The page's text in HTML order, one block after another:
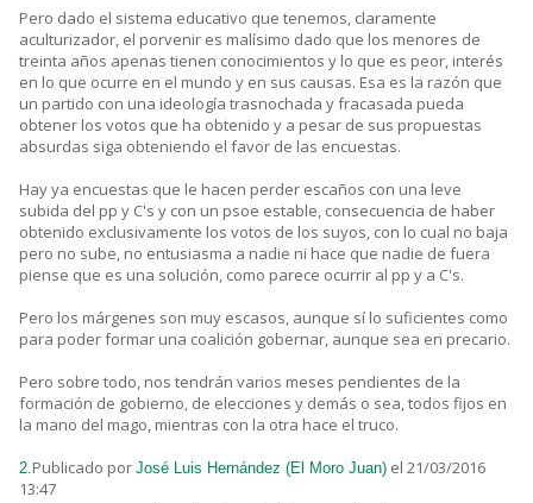
Pero dado el sistema educativo que tenemos, claramente
aculturizador, el porvenir es malísimo dado que los menores de
treinta años apenas tienen conocimientos y lo que es peor, interés
en lo que ocurre en el mundo y en sus causas. Esa es la razón que
un partido con una ideología trasnochada y fracasada pueda
obtener los votos que ha obtenido y a pesar de sus propuestas
absurdas siga obteniendo el favor de las encuestas.
Hay ya encuestas que le hacen perder escaños con una leve
subida del pp y C's y con un psoe estable, consecuencia de haber
obtenido exclusivamente los votos de los suyos, con lo cual no baja
pero no sube, no entusiasma a nadie ni hace que nadie de fuera
piense que es una solución, como parece ocurrir al pp y a C's.
Pero los márgenes son muy escasos, aunque sí lo suficientes como
para poder formar una coalición gobernar, aunque sea en precario.
Pero sobre todo, nos tendrán varios meses pendientes de la
formación de gobierno, de elecciones y demás o sea, todos fijos en
la mano del mago, mientras con la otra hace el truco.
2. Publicado por José Luis Hernández (El Moro Juan) el 21/03/2016
13:47